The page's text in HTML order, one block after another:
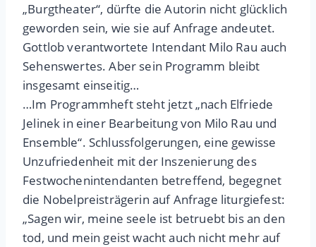
„Burgtheater“, dürfte die Autorin nicht glücklich
geworden sein, wie sie auf Anfrage andeutet.
Gottlob verantwortete Intendant Milo Rau auch
Sehenswertes. Aber sein Programm bleibt
insgesamt einseitig…
…Im Programmheft steht jetzt „nach Elfriede
Jelinek in einer Bearbeitung von Milo Rau und
Ensemble“. Schlussfolgerungen, eine gewisse
Unzufriedenheit mit der Inszenierung des
Festwochenintendanten betreffend, begegnet
die Nobelpreisträgerin auf Anfrage liturgiefest:
„Sagen wir, meine seele ist betruebt bis an den
tod, und mein geist wacht auch nicht mehr auf